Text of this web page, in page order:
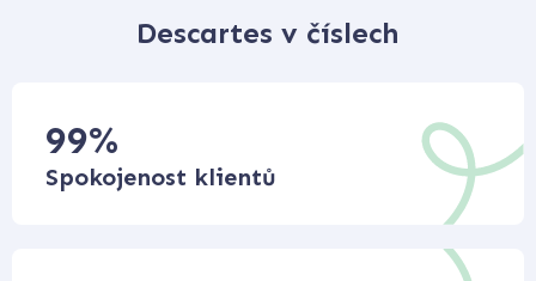
Descartes v číslech
99%
Spokojenost klientů